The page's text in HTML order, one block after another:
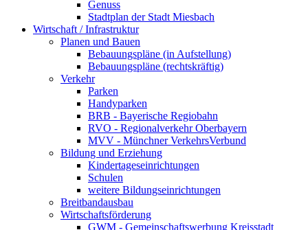
Genuss
Stadtplan der Stadt Miesbach
Wirtschaft / Infrastruktur
Planen und Bauen
Bebauungspläne (in Aufstellung)
Bebauungspläne (rechtskräftig)
Verkehr
Parken
Handyparken
BRB - Bayerische Regiobahn
RVO - Regionalverkehr Oberbayern
MVV - Münchner VerkehrsVerbund
Bildung und Erziehung
Kindertageseinrichtungen
Schulen
weitere Bildungseinrichtungen
Breitbandausbau
Wirtschaftsförderung
GWM - Gemeinschaftswerbung Kreisstadt